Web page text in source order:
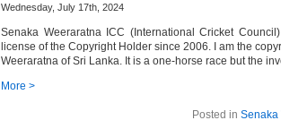
Wednesday, July 17th, 2024
Senaka Weeraratna ICC (International Cricket
license of the Copyright Holder since 2006. I am the
Weeraratna of Sri Lanka. It is a one-horse race but the
More >
Posted in Senaka